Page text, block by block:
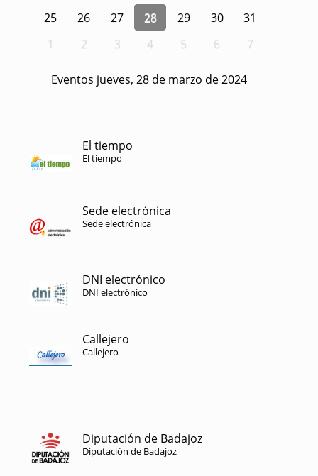
25
26 27 28 29 30
31
1
2 3 4 5 6 7
Eventos jueves, 28 de marzo de 2024
El tiempo
El tiempo
Sede electrónica
Sede electrónica
DNI electrónico
DNI electrónico
Callejero
Callejero
Diputación de Badajoz
Diputación de Badajoz